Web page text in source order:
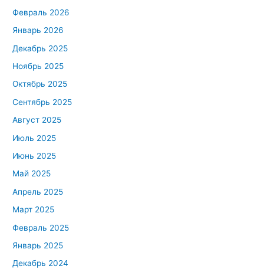
Февраль 2026
Январь 2026
Декабрь 2025
Ноябрь 2025
Октябрь 2025
Сентябрь 2025
Август 2025
Июль 2025
Июнь 2025
Май 2025
Апрель 2025
Март 2025
Февраль 2025
Январь 2025
Декабрь 2024